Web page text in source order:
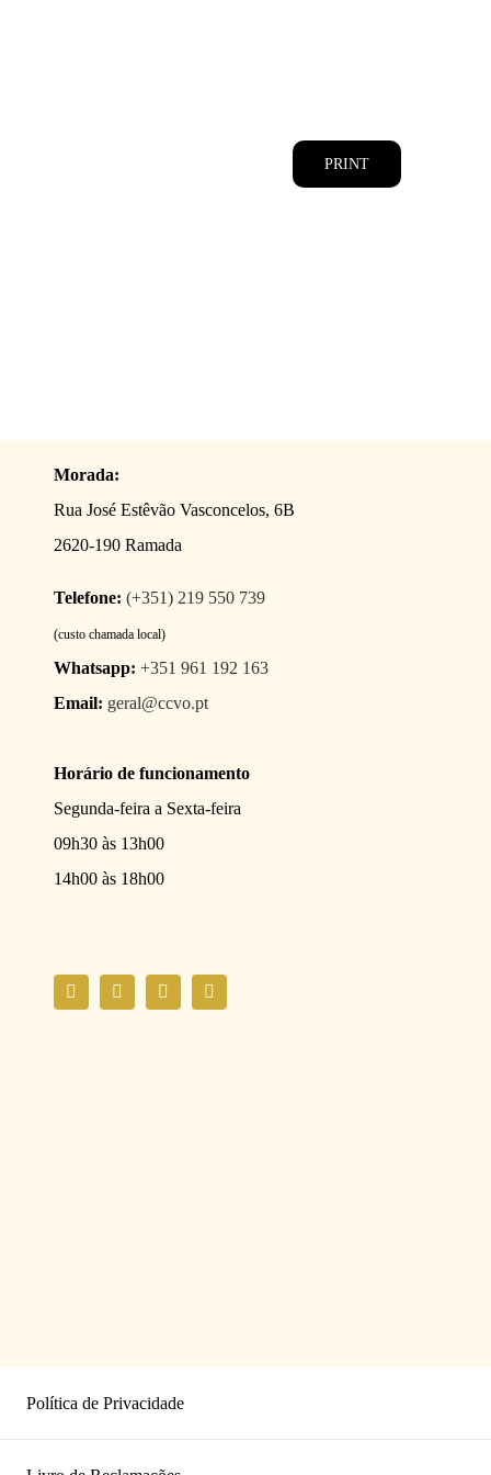
PRINT
Política de Privacidade
Morada:
Rua José Estêvão Vasconcelos, 6B
2620-190 Ramada
Telefone: (+351) 219 550 739
(custo chamada local)
Whatsapp: +351 961 192 163
Email: geral@ccvo.pt
Horário de funcionamento
Segunda-feira a Sexta-feira
09h30 às 13h00
14h00 às 18h00